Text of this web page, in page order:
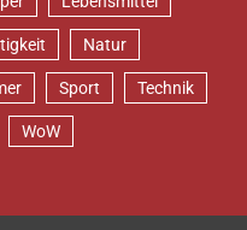
Natur
Sport Technik
WoW